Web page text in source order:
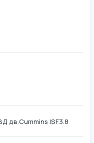
дв.Cummins ISF3.8